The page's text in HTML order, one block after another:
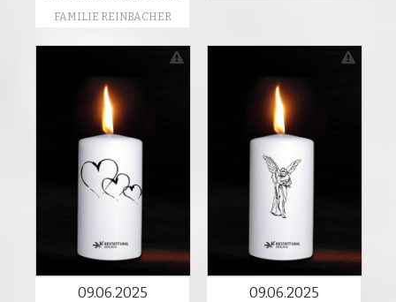
FAMILIE REINBACHER
09.06.2025 09.06.2025